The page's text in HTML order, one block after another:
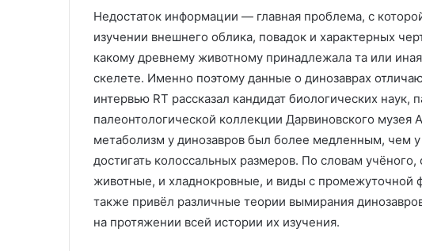
Недостаток информации — главная проблема, с
изучении внешнего облика, повадок и характерных
какому древнему животному принадлежала та или
скелете. Именно поэтому данные о динозаврах
интервью RT рассказал кандидат биологических наук,
палеонтологической коллекции Дарвиновского
метаболизм у динозавров был более медленным, чем
достигать колоссальных размеров. По словам
животные, и хладнокровные, и виды с
также привёл различные теории вымирания
на протяжении всей истории их изучения.